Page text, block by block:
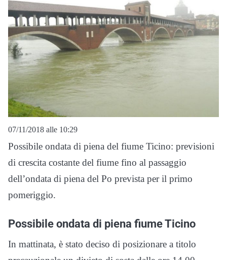
07/11/2018 alle 10:29
Possibile ondata di piena del fiume Ticino: previsioni
di crescita costante del fiume fino al passaggio
dell’ondata di piena del Po prevista per il primo
pomeriggio.
Possibile ondata di piena fiume Ticino
In mattinata, è stato deciso di posizionare a titolo